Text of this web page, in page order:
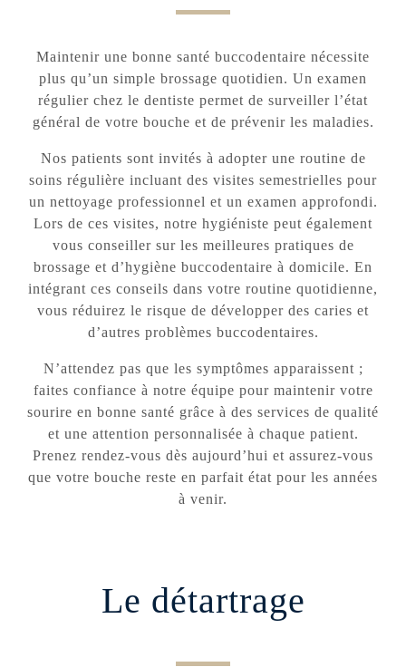
Maintenir une bonne santé buccodentaire nécessite
plus qu’un simple brossage quotidien. Un examen
régulier chez le dentiste permet de surveiller l’état
général de votre bouche et de prévenir les maladies.
Nos patients sont invités à adopter une routine de
soins régulière incluant des visites semestrielles pour
un nettoyage professionnel et un examen approfondi.
Lors de ces visites, notre hygiéniste peut également
vous conseiller sur les meilleures pratiques de
brossage et d’hygiène buccodentaire à domicile. En
intégrant ces conseils dans votre routine quotidienne,
vous réduirez le risque de développer des caries et
d’autres problèmes buccodentaires.
N’attendez pas que les symptômes apparaissent ;
faites confiance à notre équipe pour maintenir votre
sourire en bonne santé grâce à des services de qualité
et une attention personnalisée à chaque patient.
Prenez rendez-vous dès aujourd’hui et assurez-vous
que votre bouche reste en parfait état pour les années
à venir.
Le détartrage